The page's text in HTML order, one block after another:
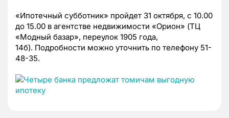
«Ипотечный субботник» пройдет 31 октября, с 10.00
до 15.00 в агентстве недвижимости «Орион» (ТЦ
«Модный базар», переулок 1905 года,
14б). Подробности можно уточнить по телефону 51-
48-35.